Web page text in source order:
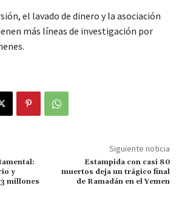
el lavado de dinero y la asociación
más líneas de investigación por
y
millones
Siguiente noticia
Estampida con casi 80
muertos deja un trágico final
de Ramadán en el Yemen